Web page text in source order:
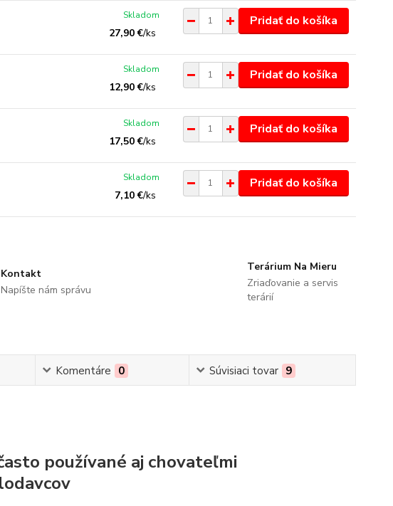
27,90 €/ks
Skladom Pridať do košíka
12,90 €/ks
Skladom Pridať do košíka
17,50 €/ks
Skladom Pridať do košíka
7,10 €/ks
Skladom Pridať do košíka
Kontakt
Napíšte nám správu
Terárium Na Mieru
Zriaďovanie a servis
terárií
Komentáre 0 Súvisiaci tovar 9
používané aj chovateľmi